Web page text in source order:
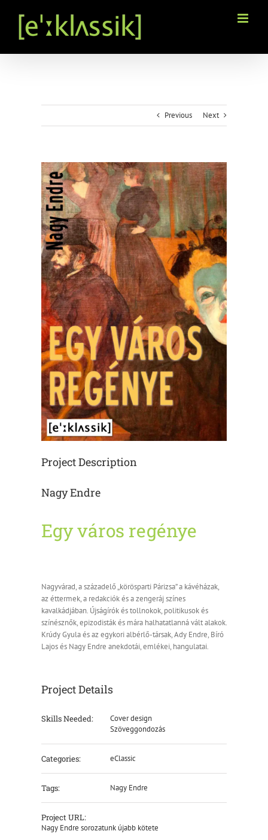
Previous Next
View
Larger
Image
Project Description
Nagy Endre
Egy város regénye
Nagyvárad, a századelő „körösparti Párizsa” a kávéházak,
az éttermek, a redakciók és a zengeráj színes
kavalkádjában. Újságírók és tollnokok, politikusok és
színésznők, epizodisták és mára halhatatlanná vált alakok.
Krúdy Gyula és az egykori albérlő-társak, Ady Endre, Bíró
Lajos és Nagy Endre anekdotái, emlékei, hangulatai.
Project Details
Skills Needed:
Cover design
Szöveggondozás
Categories: eClassic
Tags: Nagy Endre
Project URL:
Nagy Endre sorozatunk újabb kötete